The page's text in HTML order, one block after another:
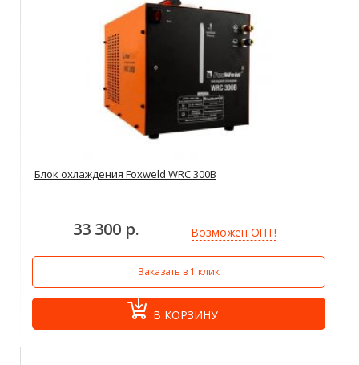
Блок охлаждения Foxweld WRC 300B
33 300 р. Возможен ОПТ!
Заказать в 1 клик
В КОРЗИНУ